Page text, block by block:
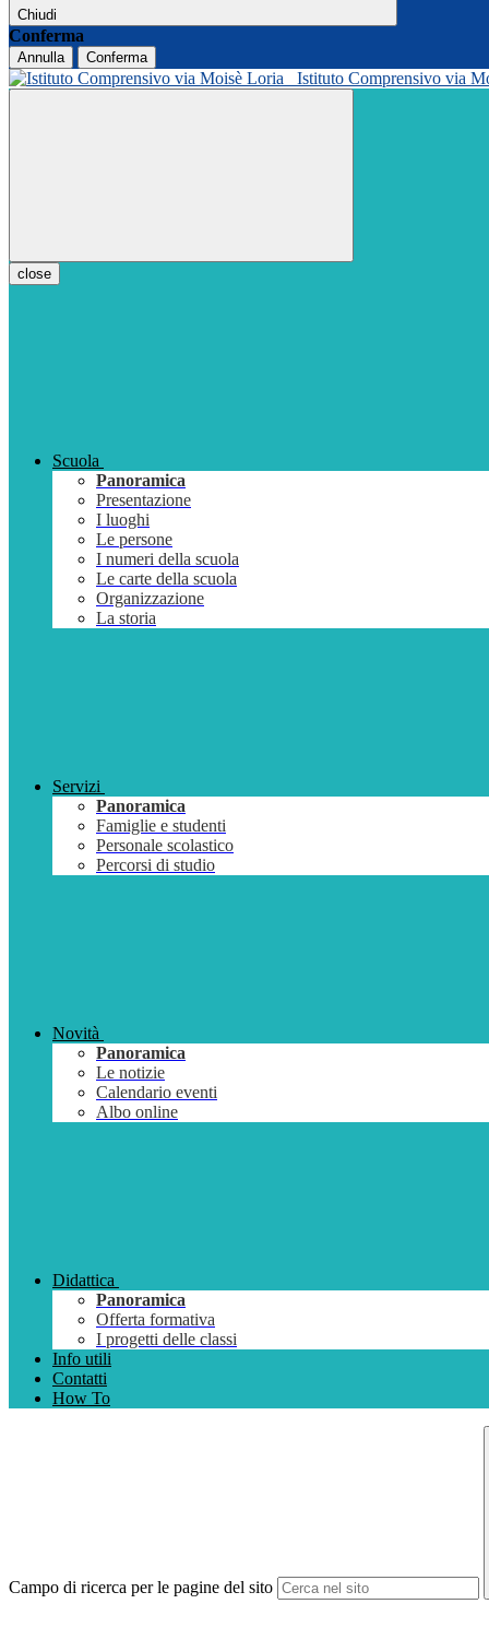
Chiudi
Conferma
Annulla Conferma
Istituto Comprensivo via
close
Scuola
Panoramica
Presentazione
I luoghi
Le persone
I numeri della scuola
Le carte della scuola
Organizzazione
La storia
Servizi
Panoramica
Famiglie e studenti
Personale scolastico
Percorsi di studio
Novità
Panoramica
Le notizie
Calendario eventi
Albo online
Didattica
Panoramica
Offerta formativa
I progetti delle classi
Info utili
Contatti
How To
Campo di ricerca per le pagine del sito